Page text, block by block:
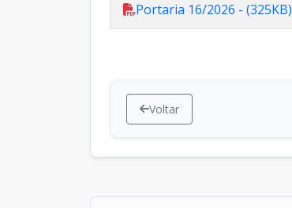
Portaria 16/2026 - (325KB)
Voltar